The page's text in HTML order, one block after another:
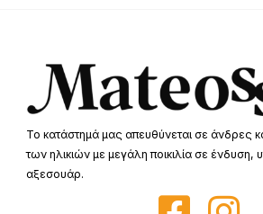
Το κατάστημά μας απευθύνεται σε άνδρες
των ηλικιών με μεγάλη ποικιλία σε ένδυση,
αξεσουάρ.